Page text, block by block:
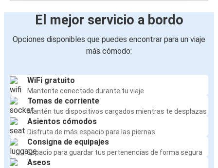
El mejor servicio a bordo
Opciones disponibles que puedes encontrar para un viaje
más cómodo:
WiFi gratuito
Mantente conectado durante tu viaje
Tomas de corriente
Mantén tus dispositivos cargados mientras te desplazas
Asientos cómodos
Disfruta de más espacio para las piernas
Consigna de equipajes
Espacio para guardar tus pertenencias de forma segura
Aseos